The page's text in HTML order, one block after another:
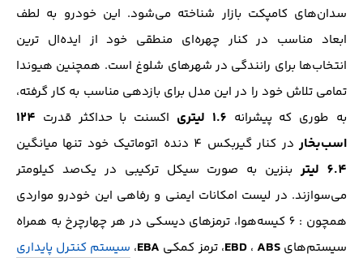
سدان‌های کامپکت بازار شناخته می‌شود. این خودرو به لطف
ابعاد مناسب در کنار چهره‌ای منطقی خود از ایده‌ال ترین
انتخاب‌ها برای رانندگی در شهر‌های شلوغ است. همچنین هیوندا
تمامی تلاش خود را در این مدل برای بازدهی مناسب به کار گرفته،
به طوری که پیشرانه 1.6 لیتری اکسنت با حداکثر قدرت 124
اسب‌بخاردر کنار گیربکس 4 دنده اتوماتیک خود تنها میانگین
6.4 لیتر
بنزین به صورت سیکل ترکیبی در یک‌صد کیلومتر
می‌سوازند. در لیست امکانات ایمنی و رفاهی این خودرو مواردی
همچون : 6 کیسه‌هوا، ترمز‌های دیسکی در هر چهار‌چرخ به همراه
سیستم‌های
EBD، ABS ، ترمز کمکی EBA، سیستم کنترل پایداری